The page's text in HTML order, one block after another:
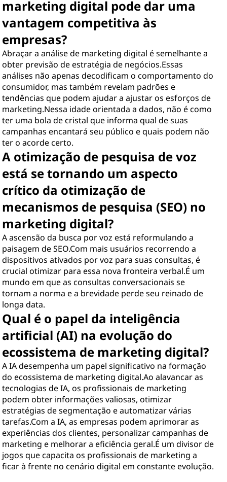
marketing digital pode dar uma
vantagem competitiva às
empresas?
Abraçar a análise de marketing digital é semelhante a
obter previsão de estratégia de negócios.Essas
análises não apenas decodificam o comportamento do
consumidor, mas também revelam padrões e
tendências que podem ajudar a ajustar os esforços de
marketing.Nessa idade orientada a dados, não é como
ter uma bola de cristal que informa qual de suas
campanhas encantará seu público e quais podem não
ter o acorde certo.
A otimização de pesquisa de voz
está se tornando um aspecto
crítico da otimização de
mecanismos de pesquisa (SEO) no
marketing digital?
A ascensão da busca por voz está reformulando a
paisagem de SEO.Com mais usuários recorrendo a
dispositivos ativados por voz para suas consultas, é
crucial otimizar para essa nova fronteira verbal.É um
mundo em que as consultas conversacionais se
tornam a norma e a brevidade perde seu reinado de
longa data.
Qual é o papel da inteligência
artificial (AI) na evolução do
ecossistema de marketing digital?
A IA desempenha um papel significativo na formação
do ecossistema de marketing digital.Ao alavancar as
tecnologias de IA, os profissionais de marketing
podem obter informações valiosas, otimizar
estratégias de segmentação e automatizar várias
tarefas.Com a IA, as empresas podem aprimorar as
experiências dos clientes, personalizar campanhas de
marketing e melhorar a eficiência geral.É um divisor de
jogos que capacita os profissionais de marketing a
ficar à frente no cenário digital em constante evolução.